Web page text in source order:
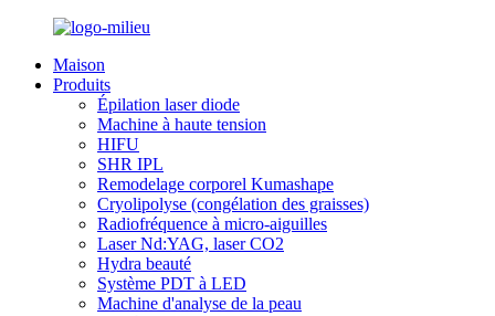
Maison
Produits
Épilation laser diode
Machine à haute tension
HIFU
SHR IPL
Remodelage corporel Kumashape
Cryolipolyse (congélation des graisses)
Radiofréquence à micro-aiguilles
Laser Nd:YAG, laser CO2
Hydra beauté
Système PDT à LED
Machine d'analyse de la peau